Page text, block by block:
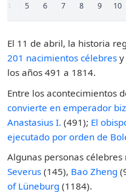
4 5 6 7 8 9 10
El 11 de abril, la historia
201 nacimientos célebres y
los años 491 a 1814.
Entre los acontecimientos
convierte en emperador
Anastasius I. (491); El
ejecutado por orden de
Algunas personas
Severus (145), Bao Zheng
of Lüneburg (1184).